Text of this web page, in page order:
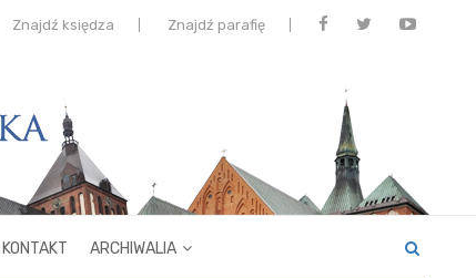
Znajdź księdza Znajdź parafię
KONTAKT ARCHIWALIA